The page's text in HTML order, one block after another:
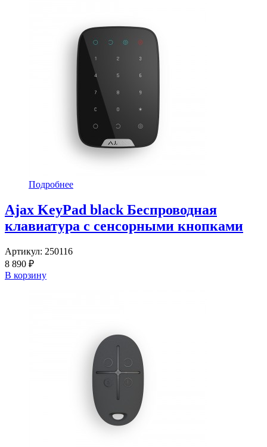
Подробнее
Ajax KeyPad black Беспроводная
клавиатура с сенсорными кнопками
Артикул: 250116
8 890 ₽
В корзину